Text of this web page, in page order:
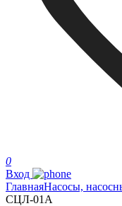
0
Вход
ГлавнаяНасосы,
СЦЛ-01А